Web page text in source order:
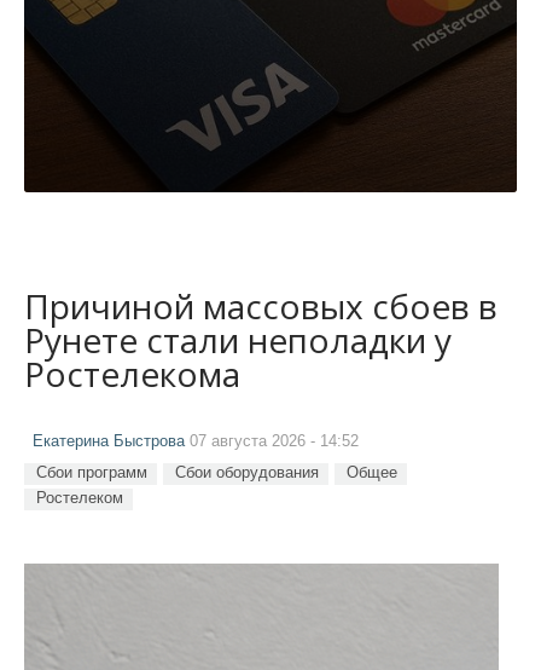
Причиной массовых сбоев в
Рунете стали неполадки у
Ростелекома
Екатерина Быстрова07 августа 2026 - 14:52
Сбои программ Сбои оборудования
Общее
Ростелеком